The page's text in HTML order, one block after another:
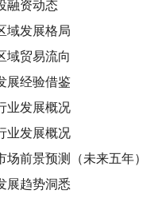
融资动态
域发展格局
域贸易流向
展经验借鉴
业发展概况
业发展概况
前景预测（未来五年）
展趋势洞悉